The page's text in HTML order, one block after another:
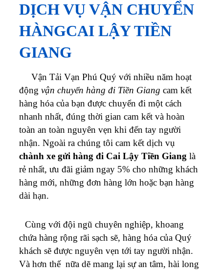
DỊCH VỤ VẬN CHUYỂN
HÀNGCAI LẬY TIỀN
GIANG
Vận Tải Vạn Phú Quý với nhiều năm hoạt
động vận chuyển hàng đi Tiền Giang cam kết
hàng hóa của bạn được chuyển đi một cách
nhanh nhất, đúng thời gian cam kết và hoàn
toàn an toàn nguyên vẹn khi đến tay người
nhận. Ngoài ra chúng tôi cam kết dịch vụ
chành xe gửi hàng đi Cai Lậy Tiền Giang là
rẻ nhất, ưu đãi giảm ngay 5% cho những khách
hàng mới, những đơn hàng lớn hoặc bạn hàng
dài hạn.
Cùng với đội ngũ chuyên nghiệp, khoang
chứa hàng rộng rãi sạch sẽ, hàng hóa của Quý
khách sẽ được nguyên vẹn tới tay người nhận.
Và hơn thế nữa dẽ mang lại sự an tâm, hài long